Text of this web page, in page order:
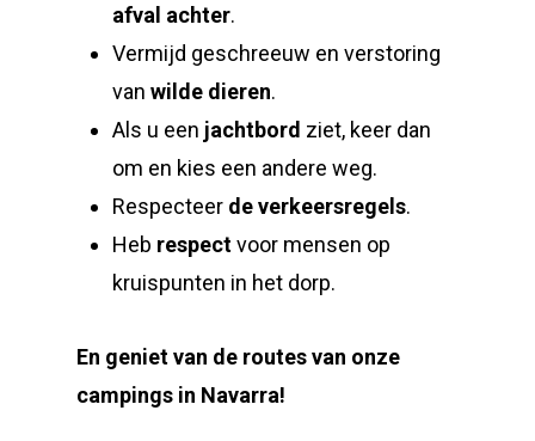
afval achter.
Vermijd geschreeuw en verstoring
van wilde dieren.
Als u een jachtbord ziet, keer dan
om en kies een andere weg.
Respecteer de verkeersregels.
Heb respectvoor mensen op
kruispunten in het dorp.
En geniet van de routes van onze
campings in Navarra!